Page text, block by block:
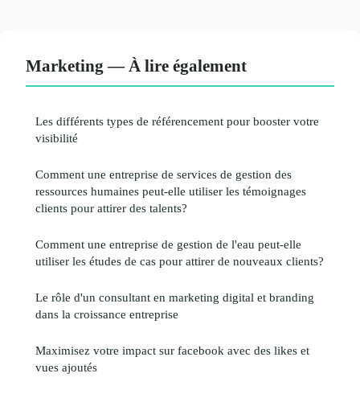
Marketing — À lire également
Les différents types de référencement pour booster votre
visibilité
Comment une entreprise de services de gestion des
ressources humaines peut-elle utiliser les témoignages
clients pour attirer des talents?
Comment une entreprise de gestion de l'eau peut-elle
utiliser les études de cas pour attirer de nouveaux clients?
Le rôle d'un consultant en marketing digital et branding
dans la croissance entreprise
Maximisez votre impact sur facebook avec des likes et
vues ajoutés